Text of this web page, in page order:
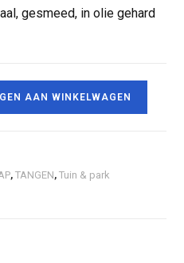
gesmeed, in olie gehard
AAN WINKELWAGEN
,TANGEN,Tuin & park